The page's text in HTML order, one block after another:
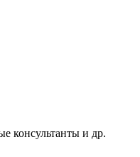
консультанты и др.